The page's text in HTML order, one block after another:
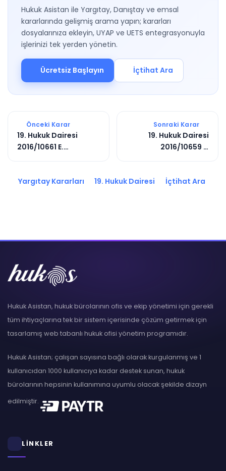
Hukuk Asistan ile Yargıtay, Danıştay ve emsal
kararlarında gelişmiş arama yapın; kararları
dosyalarınıza ekleyin, UYAP ve UETS entegrasyonuyla
işlerinizi tek yerden yönetin.
Ücretsiz Başlayın İçtihat Ara
Önceki Karar
19. Hukuk Dairesi
2016/10661 E.
Sonraki Karar
19. Hukuk Dairesi
2016/10659 E.
Yargıtay Kararları 19. Hukuk Dairesi İçtihat Ara
Hukuk Asistan, hukuk bürolarının ofis ve ekip yönetimi için gerekli
tüm ihtiyaçlarına tek bir sistem içerisinde çözüm getirmek için
tasarlamış web tabanlı hukuk ofisi yönetim programıdır.
Hukuk Asistan; çalışan sayısına bağlı olarak kurgulanmış ve 1
kullanıcıdan 1000 kullanıcıya kadar destek sunan, hukuk
bürolarının hepsinin kullanımına uyumlu olacak şekilde dizayn
edilmiştir.
LİNKLER